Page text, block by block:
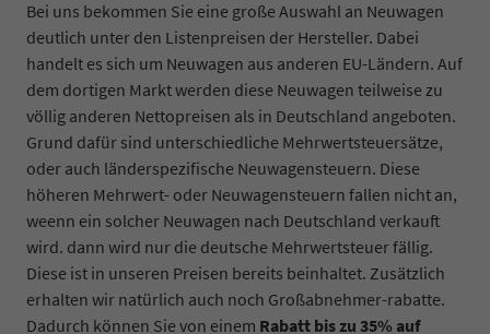
Bei uns bekommen Sie eine große Auswahl an Neuwagen
deutlich unter den Listenpreisen der Hersteller. Dabei
handelt es sich um Neuwagen aus anderen EU-Ländern. Auf
dem dortigen Markt werden diese Neuwagen teilweise zu
völlig anderen Nettopreisen als in Deutschland angeboten.
Grund dafür sind unterschiedliche Mehrwertsteuersätze,
oder auch länderspezifische Neuwagensteuern. Diese
höheren Mehrwert- oder Neuwagensteuern fallen nicht an,
weenn ein solcher Neuwagen nach Deutschland verkauft
wird. dann wird nur die deutsche Mehrwertsteuer fällig.
Diese ist in unseren Preisen bereits beinhaltet. Zusätzlich
erhalten wir natürlich auch noch Großabnehmer-rabatte.
Dadurch können Sie von einem Rabatt bis zu 35% auf